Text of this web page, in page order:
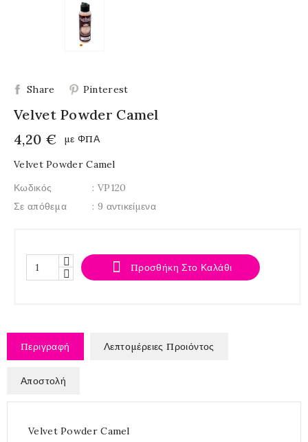
Share Pinterest
Velvet Powder Camel
4,20 €
με ΦΠΑ
Velvet Powder Camel
Κωδικός
: VP120
Σε απόθεμα
: 9 αντικείμενα
 Προσθήκη Στο Καλάθι
Περιγραφή Λεπτομέρειες Προιόντος
Αποστολή
Velvet Powder Camel